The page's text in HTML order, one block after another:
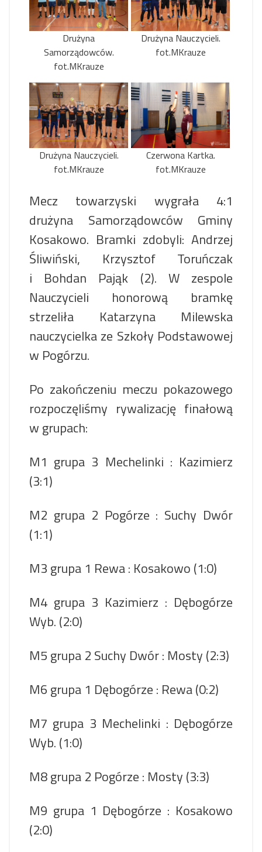
Drużyna
Samorządowców.
fot.MKrauze
Drużyna Nauczycieli.
fot.MKrauze
Drużyna Nauczycieli.
fot.MKrauze
Czerwona Kartka.
fot.MKrauze
Mecz towarzyski wygrała 4:1
drużyna Samorządowców Gminy
Kosakowo. Bramki zdobyli: Andrzej
Śliwiński, Krzysztof Toruńczak
i Bohdan Pająk (2). W zespole
Nauczycieli honorową bramkę
strzeliła Katarzyna Milewska
nauczycielka ze Szkoły Podstawowej
w Pogórzu.
Po zakończeniu meczu pokazowego
rozpoczęliśmy rywalizację finałową
w grupach:
M1 grupa 3 Mechelinki : Kazimierz
(3:1)
M2 grupa 2 Pogórze : Suchy Dwór
(1:1)
M3 grupa 1 Rewa : Kosakowo (1:0)
M4 grupa 3 Kazimierz : Dębogórze
Wyb. (2:0)
M5 grupa 2 Suchy Dwór : Mosty (2:3)
M6 grupa 1 Dębogórze : Rewa (0:2)
M7 grupa 3 Mechelinki : Dębogórze
Wyb. (1:0)
M8 grupa 2 Pogórze : Mosty (3:3)
M9 grupa 1 Dębogórze : Kosakowo
(2:0)